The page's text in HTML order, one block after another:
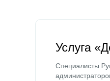
Услуга
Специалисты